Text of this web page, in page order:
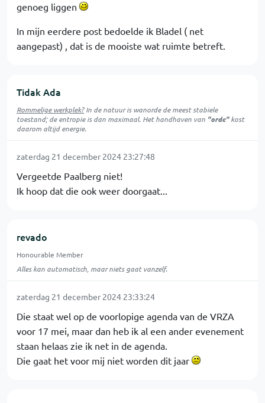
genoeg liggen
In mijn eerdere post bedoelde ik Bladel ( net
aangepast) , dat is de mooiste wat ruimte betreft.
Tidak Ada
Rommelige werkplek?In de natuur iswanordede meest stabiele
toestand; de entropie is dan maximaal. Het handhaven van "orde"kost
daarom altijd energie.
zaterdag 21 december 2024 23:27:48
Vergeetde Paalberg niet!
Ik hoop dat die ook weer doorgaat...
revado
Honourable Member
Alles kan automatisch, maar niets gaat vanzelf.
zaterdag 21 december 2024 23:33:24
Die staat wel op de voorlopige agenda van de VRZA
voor 17 mei, maar dan heb ik al een ander evenement
staan helaas zie ik net in de agenda.
Die gaat het voor mij niet worden dit jaar